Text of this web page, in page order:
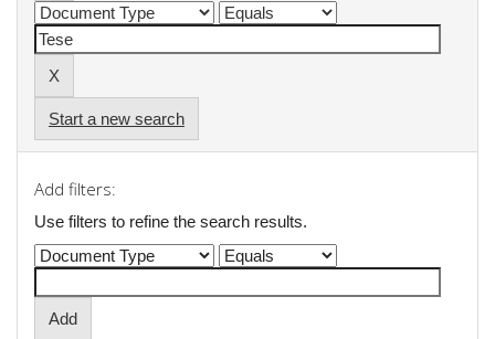
Start a new search
Add filters:
Use filters to refine the search results.